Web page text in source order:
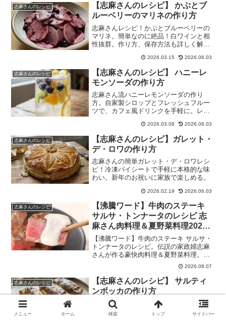
志麻さんのレシピ
【志麻さんのレシピ】 かぶとブ
ルーベリーのマリネの作り方
志麻さんレシピ！かぶとブルーベリーの
マリネ。簡単なのに絶品！白ワインと相
性抜群。作り方、保存方法も詳しく解
2026.03.15 2026.06.03
志麻さんのレシピ
【志麻さんのレシピ】 ハニーレ
モンソーダの作り方
志麻さん流ハニーレモンソーダの作り
方。自家製シロップとフレッシュフルー
ツで、カフェ風ドリンクを手軽に。レシ
2026.03.08 2026.06.03
志麻さんのレシピ
【志麻さんのレシピ】ガレット・
デ・ロワの作り方
志麻さんの簡単ガレット・デ・ロワレシ
ピ！冷凍パイシートで手軽に本格的な味
わい。新年のお祝いに家族で楽しめる。
2026.02.19 2026.06.03
志麻さんのレシピ
【沸騰ワード】牛肉のステーキ
サルサ・トンナータのレシピ 志
麻さん肉料理＆夏野菜料理2026
年8月7日
【沸騰ワード】牛肉のステーキ サルサ・
トンナータのレシピ。伝説の家政婦志麻
さんが作る豪快肉料理＆夏野菜料理。高
橋文哉さん、俳優の野村康太、川田裕美
さんに、絶品時短料理を披露！2026年8月
7日
2026.08.07
志麻さんのレシピ
【志麻さんのレシピ】 サルティ
ンボッカの作り方
志麻さんレシピのサルティンボッカ！豚
ロース、生ハム、シソのハーモニー。簡
メニュー ホーム 検索 トップ サイドバー